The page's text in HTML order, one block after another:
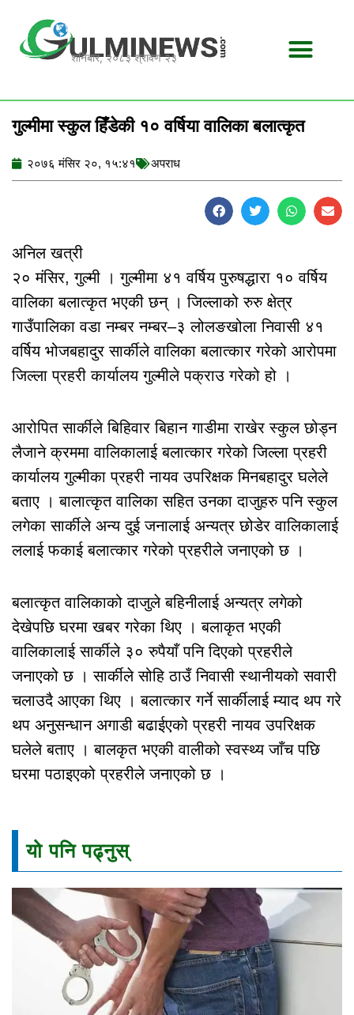
content
शनिबार, २०८३ श्रावण २३
गुल्मीमा स्कुल हिँडेकी १० वर्षिया वालिका बलात्कृत
२०७६ मंसिर २०, १५:४१ अपराध
अनिल खत्री
२० मंसिर, गुल्मी । गुल्मीमा ४१ वर्षिय पुरुषद्धारा १० वर्षिय
वालिका बलात्कृत भएकी छन् । जिल्लाको रुरु क्षेत्र
गाउँपालिका वडा नम्बर नम्बर–३ लोलङखोला निवासी ४१
वर्षिय भोजबहादुर सार्कीले वालिका बलात्कार गरेको आरोपमा
जिल्ला प्रहरी कार्यालय गुल्मीले पक्राउ गरेको हो ।
आरोपित सार्कीले बिहिवार बिहान गाडीमा राखेर स्कुल छोड्न
लैजाने क्रममा वालिकालाई बलात्कार गरेको जिल्ला प्रहरी
कार्यालय गुल्मीका प्रहरी नायव उपरिक्षक मिनबहादुर घलेले
बताए । बालात्कृत वालिका सहित उनका दाजुहरु पनि स्कुल
लगेका सार्कीले अन्य दुई जनालाई अन्यत्र छोडेर वालिकालाई
ललाई फकाई बलात्कार गरेको प्रहरीले जनाएको छ ।
बलात्कृत वालिकाको दाजुले बहिनीलाई अन्यत्र लगेको
देखेपछि घरमा खबर गरेका थिए । बलाकृत भएकी
वालिकालाई सार्कीले ३० रुपैयाँ पनि दिएको प्रहरीले
जनाएको छ । सार्कीले सोहि ठाउँ निवासी स्थानीयको सवारी
चलाउदै आएका थिए । बलात्कार गर्ने सार्कीलाई म्याद थप गरे
थप अनुसन्धान अगाडी बढाईएको प्रहरी नायव उपरिक्षक
घलेले बताए । बालकृत भएकी वालीको स्वस्थ्य जाँच पछि
घरमा पठाइएको प्रहरीले जनाएको छ ।
यो पनि पढ्नुस्